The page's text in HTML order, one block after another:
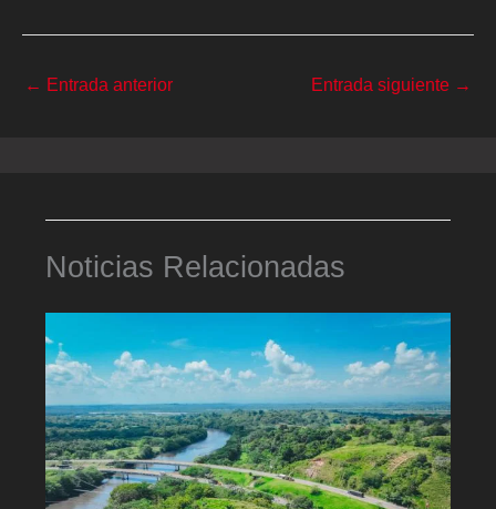
← Entrada anterior Entrada siguiente →
Noticias Relacionadas